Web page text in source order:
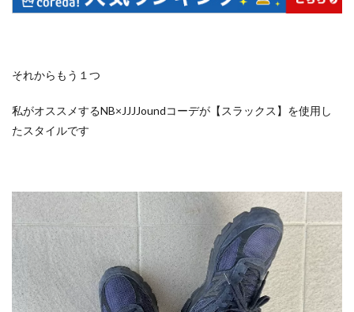
それからもう１つ
私がオススメするNB×JJJJoundコーデが【スラックス】を使用し
たスタイルです